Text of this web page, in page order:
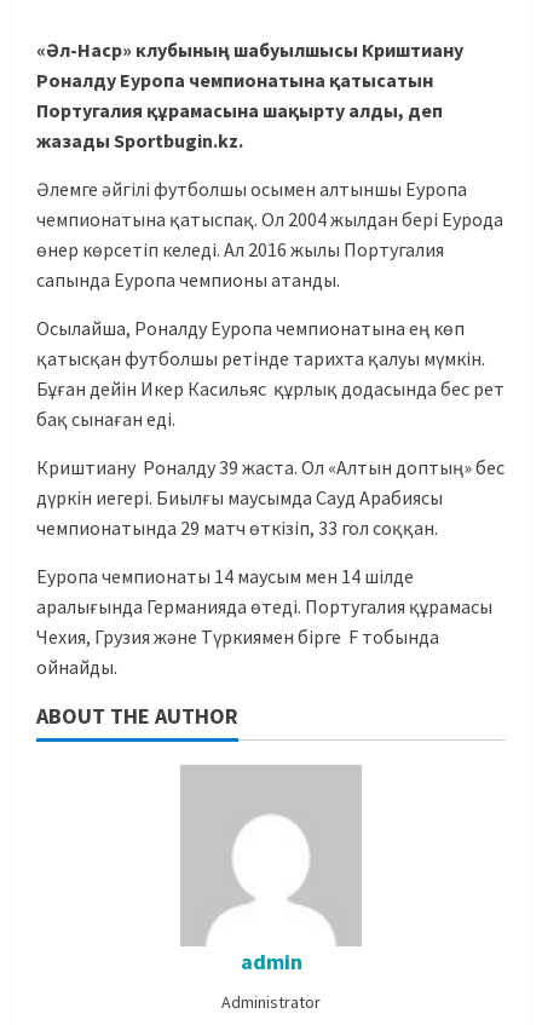
«Әл-Наср» клубының шабуылшысы Криштиану
Роналду Еуропа чемпионатына қатысатын
Португалия құрамасына шақырту алды, деп
жазады Sportbugin.kz.
Әлемге әйгілі футболшы осымен алтыншы Еуропа
чемпионатына қатыспақ. Ол 2004 жылдан бері Еурода
өнер көрсетіп келеді. Ал 2016 жылы Португалия
сапында Еуропа чемпионы атанды.
Осылайша, Роналду Еуропа чемпионатына ең көп
қатысқан футболшы ретінде тарихта қалуы мүмкін.
Бұған дейін Икер Касильяс құрлық додасында бес рет
бақ сынаған еді.
Криштиану Роналду 39 жаста. Ол «Алтын доптың» бес
дүркін иегері. Биылғы маусымда Сауд Арабиясы
чемпионатында 29 матч өткізіп, 33 гол соққан.
Еуропа чемпионаты 14 маусым мен 14 шілде
аралығында Германияда өтеді. Португалия құрамасы
Чехия, Грузия және Түркиямен бірге F тобында
ойнайды.
ABOUT THE AUTHOR
admin
Administrator